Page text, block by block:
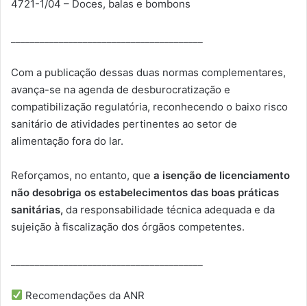
4721-1/04 – Doces, balas e bombons
Com a publicação dessas duas normas complementares,
avança-se na agenda de desburocratização e
compatibilização regulatória, reconhecendo o baixo risco
sanitário de atividades pertinentes ao setor de
alimentação fora do lar.
Reforçamos, no entanto, que a isenção de licenciamento
não desobriga os estabelecimentos das boas práticas
sanitárias, da responsabilidade técnica adequada e da
sujeição à fiscalização dos órgãos competentes.
Recomendações da ANR